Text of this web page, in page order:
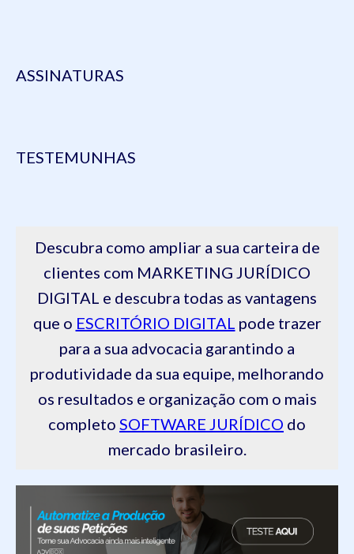
ASSINATURAS
TESTEMUNHAS
Descubra como ampliar a sua carteira de
clientes com MARKETING JURÍDICO
DIGITAL e descubra todas as vantagens
que o ESCRITÓRIO DIGITAL pode trazer
para a sua advocacia garantindo a
produtividade da sua equipe, melhorando
os resultados e organização com o mais
completo SOFTWARE JURÍDICO do
mercado brasileiro.